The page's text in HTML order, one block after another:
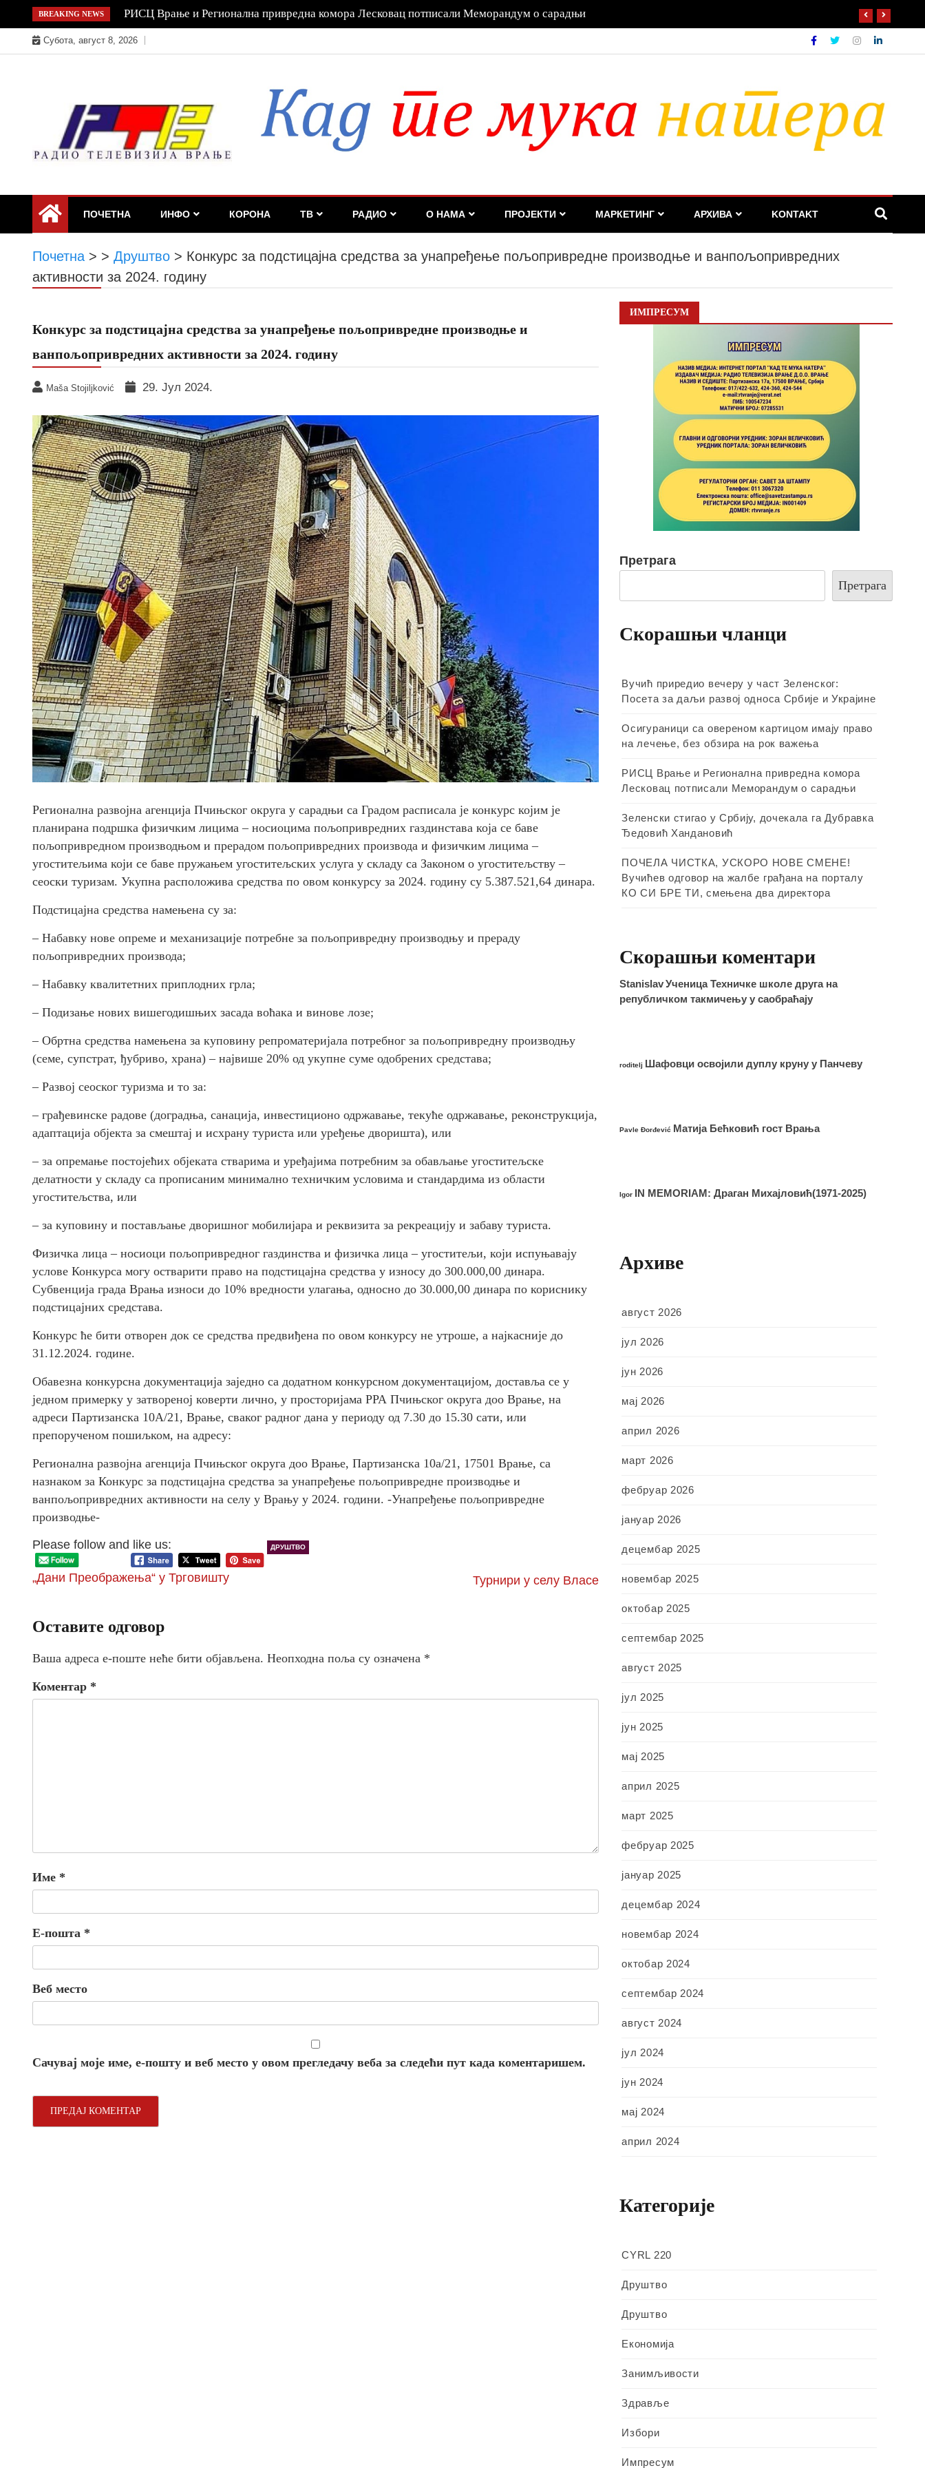
to
content
BREAKING NEWS Зеленски стигао у Србију, дочекала га Дубравка Ђедовић Хандановић
Субота, август 8, 2026
ПОЧЕТНА ИНФО КОРОНА ТВ РАДИО О НАМА ПРОЈЕКТИ МАРКЕТИНГ АРХИВА KONTAKT
Почетна > > Друштво > Конкурс за подстицајна средства за унапређење пољопривредне производње и ванпољопривредних
активности за 2024. годину
Конкурс за подстицајна средства за унапређење пољопривредне производње и
ванпољопривредних активности за 2024. годину
Maša Stojiljković 29. Јул 2024.
Регионална развојна агенција Пчињског округа у сарадњи са Градом расписала је конкурс којим је
планирана подршка физичким лицима – носиоцима пољопривредних газдинстава која се баве
пољопривредном производњом и прерадом пољопривредних производа и физичким лицима –
угоститељима који се баве пружањем угоститељских услуга у складу са Законом о угоститељству –
сеоски туризам. Укупна расположива средства по овом конкурсу за 2024. годину су 5.387.521,64 динара.
Подстицајна средства намењена су за:
– Набавку нове опреме и механизације потребне за пољопривредну производњу и прераду
пољопривредних производа;
– Набавку квалитетних приплодних грла;
– Подизање нових вишегодишњих засада воћака и винове лозе;
– Обртна средства намењена за куповину репроматеријала потребног за пољопривредну производњу
(семе, супстрат, ђубриво, храна) – највише 20% од укупне суме одобрених средстава;
– Развој сеоског туризма и то за:
– грађевинске радове (доградња, санација, инвестиционо одржавање, текуће одржавање, реконструкција,
адаптација објекта за смештај и исхрану туриста или уређење дворишта), или
– за опремање постојећих објеката стварима и уређајима потребним за обављање угоститељске
делатности у складу са прописаним минимално техничким условима и стандардима из области
угоститељства, или
– за куповину и постављање дворишног мобилијара и реквизита за рекреацију и забаву туриста.
Физичка лица – носиоци пољопривредног газдинства и физичка лица – угоститељи, који испуњавају
услове Конкурса могу остварити право на подстицајна средства у износу до 300.000,00 динара.
Субвенција града Врања износи до 10% вредности улагања, односно до 30.000,00 динара по кориснику
подстицајних средстава.
Конкурс ће бити отворен док се средства предвиђена по овом конкурсу не утроше, а најкасније до
31.12.2024. године.
Обавезна конкурсна документација заједно са додатном конкурсном документацијом, доставља се у
једном примерку у затвореној коверти лично, у просторијама РРА Пчињског округа доо Врање, на
адреси Партизанска 10А/21, Врање, сваког радног дана у периоду од 7.30 до 15.30 сати, или
препорученом пошиљком, на адресу:
Регионална развојна агенција Пчињског округа доо Врање, Партизанска 10а/21, 17501 Врање, са
назнаком за Конкурс за подстицајна средства за унапређење пољопривредне производње и
ванпољопривредних активности на селу у Врању у 2024. години. -Унапређење пољопривредне
производње-
Please follow and like us:
ДРУШТВО
„Дани Преображења“ у Трговишту Турнири у селу Власе
Оставите одговор
Ваша адреса е-поште неће бити објављена. Неопходна поља су означена *
Коментар *
Име *
Е-пошта *
Веб место
Сачувај моје име, е-пошту и веб место у овом прегледачу веба за следећи пут када коментаришем.
ИМПРЕСУМ
Претрага
Претрага
Скорашњи чланци
Вучић приредио вечеру у част Зеленског:
Посета за даљи развој односа Србије и Украјине
Осигураници са овереном картицом имају право
на лечење, без обзира на рок важења
РИСЦ Врање и Регионална привредна комора
Лесковац потписали Меморандум о сарадњи
Зеленски стигао у Србију, дочекала га Дубравка
Ђедовић Хандановић
ПОЧЕЛА ЧИСТКА, УСКОРО НОВЕ СМЕНЕ!
Вучићев одговор на жалбе грађана на порталу
КО СИ БРЕ ТИ, смењена два директора
Скорашњи коментари
StanislavУченица Техничке школе друга на
републичком такмичењу у саобраћају
roditelj Шафовци освојили дуплу круну у Панчеву
Pavle Đorđević Матија Бећковић гост Врања
Igor IN MEMORIAM: Драган Михајловић(1971-2025)
Архиве
август 2026
јул 2026
јун 2026
мај 2026
април 2026
март 2026
фебруар 2026
јануар 2026
децембар 2025
новембар 2025
октобар 2025
септембар 2025
август 2025
јул 2025
јун 2025
мај 2025
април 2025
март 2025
фебруар 2025
јануар 2025
децембар 2024
новембар 2024
октобар 2024
септембар 2024
август 2024
јул 2024
јун 2024
мај 2024
април 2024
Категорије
CYRL 220
Друштво
Друштво
Економија
Занимљивости
Здравље
Избори
Импресум